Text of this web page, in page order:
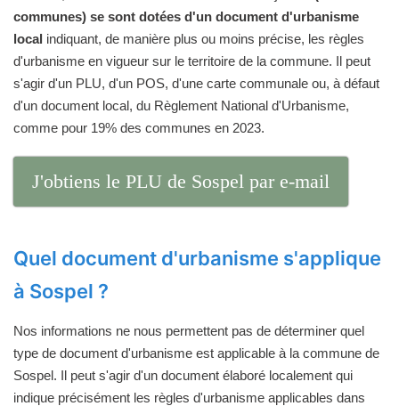
communes) se sont dotées d'un document d'urbanisme
local indiquant, de manière plus ou moins précise, les règles
d'urbanisme en vigueur sur le territoire de la commune. Il peut
s'agir d'un PLU, d'un POS, d'une carte communale ou, à défaut
d'un document local, du Règlement National d'Urbanisme,
comme pour 19% des communes en 2023.
J'obtiens le PLU de Sospel par e-mail
Quel document d'urbanisme s'applique
à Sospel ?
Nos informations ne nous permettent pas de déterminer quel
type de document d'urbanisme est applicable à la commune de
Sospel. Il peut s'agir d'un document élaboré localement qui
indique précisément les règles d'urbanisme applicables dans